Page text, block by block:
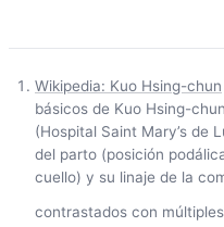
Wikipedia: Kuo Hsing-chun
básicos de Kuo Hsing-
(Hospital Saint Mary’s de
del parto (posición
cuello) y su linaje de la
contrastados con